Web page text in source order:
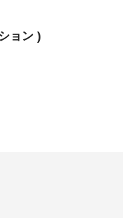
ョン )